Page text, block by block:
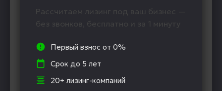
Рассчитаем лизинг под ваш бизнес —
без звонков, бесплатно и за 1 минуту
Первый взнос от 0%
Срок до 5 лет
20+ лизинг-компаний